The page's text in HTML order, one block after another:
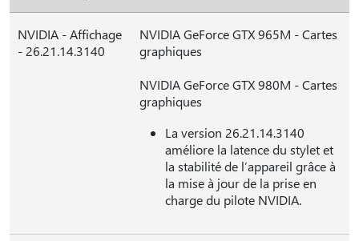
NVIDIA - Affichage
- 26.21.14.3140
NVIDIA GeForce GTX 965M - Cartes
graphiques
NVIDIA GeForce GTX 980M - Cartes
graphiques
La version 26.21.14.3140
améliore la latence du stylet et
la stabilité de l’appareil grâce à
la mise à jour de la prise en
charge du pilote NVIDIA.